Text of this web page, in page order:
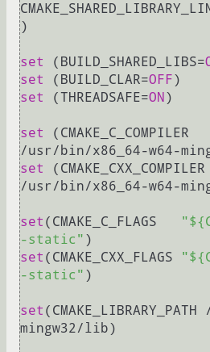
)
set (BUILD_SHARED_LIBS=
set
(BUILD_CLAR=OFF
set
(THREADSAFE=ON )
set
(CMAKE_C_COMPILER
set
(CMAKE_CXX_COMPILER
/usr/bin/x86_64-w64-
set (CMAKE_C_FLAGS
-static"
set (CMAKE_CXX_FLAGS
-static" )
set
mingw32/lib)